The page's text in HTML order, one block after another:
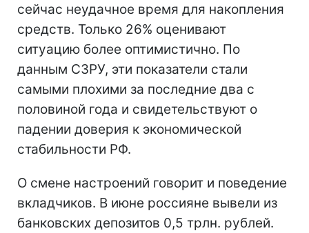
сейчас неудачное время для накопления
средств. Только 26% оценивают
ситуацию более оптимистично. По
данным СЗРУ, эти показатели стали
самыми плохими за последние два с
половиной года и свидетельствуют о
падении доверия к экономической
стабильности РФ.
О смене настроений говорит и поведение
вкладчиков. В июне россияне вывели из
банковских депозитов 0,5 трлн. рублей.